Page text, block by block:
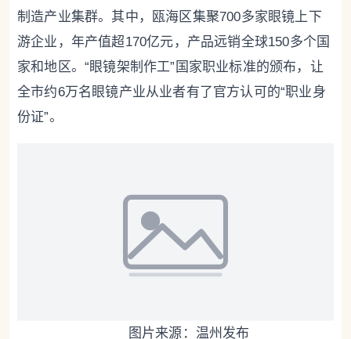
制造产业集群。其中，瓯海区集聚700多家眼镜上下
游企业，年产值超170亿元，产品远销全球150多个国
家和地区。“眼镜架制作工”国家职业标准的颁布，让
全市约6万名眼镜产业从业者有了官方认可的“职业身
份证”。
图片来源：温州发布